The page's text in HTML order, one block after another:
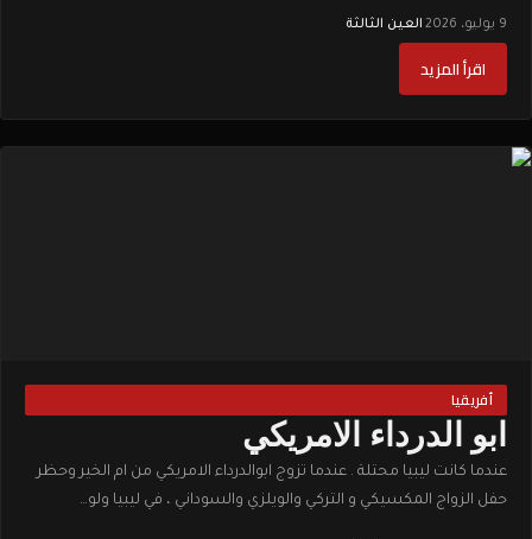
9 يوليو، 2026 العين الثالثة
اقرأ المزيد
أفريقيا
ابو الدرداء الامريكي
عندما كانت ليبيا محتلة . عندما تزوج ابوالدرداء الامريكي من ام الخير وحظر
حفل الزواج المكسيكي و التركي والويلزي والسوداني ، في ليبيا ولو…